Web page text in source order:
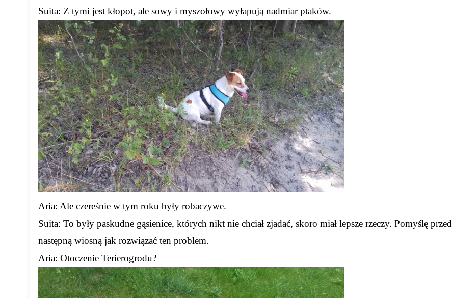
Suita: Z tymi jest kłopot, ale sowy i myszołowy wyłapują nadmiar ptaków.
Aria: Ale czereśnie w tym roku były robaczywe.
Suita: To były paskudne gąsienice, których nikt nie chciał zjadać, skoro miał lepsze rzeczy. Pomyślę przed
następną wiosną jak rozwiązać ten problem.
Aria: Otoczenie Terierogrodu?